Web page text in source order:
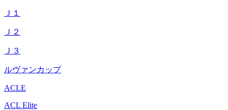
Ｊ１
Ｊ２
Ｊ３
ルヴァンカップ
ACLE
ACL Elite